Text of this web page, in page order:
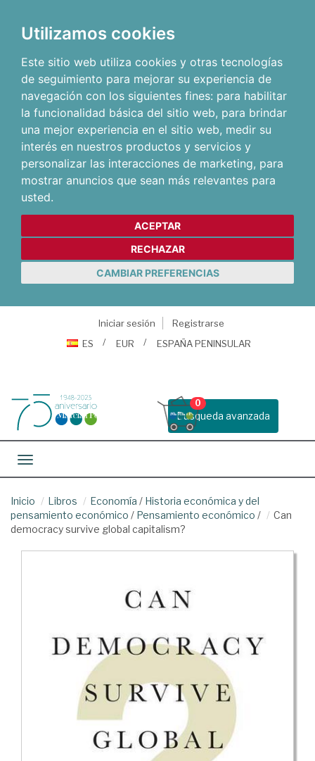
Utilizamos cookies
Este sitio web utiliza cookies y otras tecnologías
de seguimiento para mejorar su experiencia de
navegación con los siguientes fines: para habilitar
la funcionalidad básica del sitio web, para brindar
una mejor experiencia en el sitio web, medir su
interés en nuestros productos y servicios y
personalizar las interacciones de marketing, para
mostrar anuncios que sean más relevantes para
usted.
ACEPTAR
RECHAZAR
CAMBIAR PREFERENCIAS
Iniciar sesión
Registrarse
ES
EUR ESPAÑA PENINSULAR
Busqueda avanzada
0
Toggle navigation
Inicio Libros Economía / Historia económica y del
pensamiento económico / Pensamiento económico /
Can
democracy survive global capitalism?